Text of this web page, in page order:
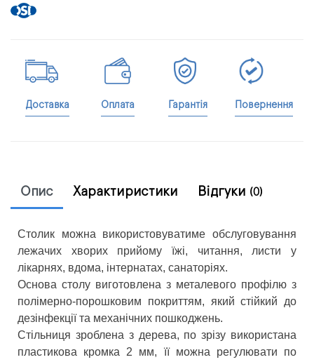
Доставка Оплата Гарантія Повернення
Опис Характиристики Відгуки (0)
Столик можна використовуватиме обслуговування
лежачих хворих прийому їжі, читання, листи у
лікарнях, вдома, інтернатах, санаторіях.
Основа столу виготовлена ​​з металевого профілю з
полімерно-порошковим покриттям, який стійкий до
дезінфекції та механічних пошкоджень.
Стільниця зроблена з дерева, по зрізу використана
пластикова кромка 2 мм, її можна регулювати по